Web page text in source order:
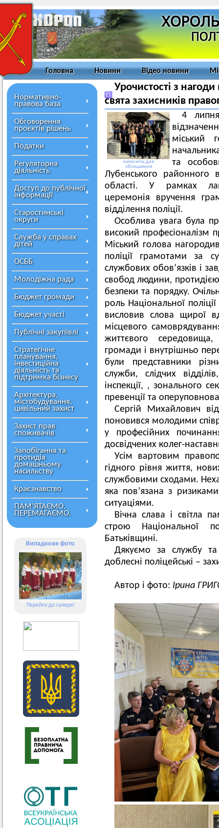
Головна Новини Відео новини
Нормативно-
правова база
Обговорення
проєктів рішень
Податки
Регуляторна
діяльність
Доступ до публічної
інформації
Старостинські
округи
Служба у справах
дітей
ОСББ
Молодіжна рада
Бюджет громади
Бюджет участі
Публічні закупівлі
Стратегічне
планування,
інвестиційна
діяльність та
підтримка бізнесу
Архітектура,
містобудування,
цивільний захист
Захист прав
споживачів
Запобігання та
протидія
домашньому
насильству
Краєзнавство
ПАМ’ЯТАЄМО.
ПЕРЕМАГАЄМО.
Випадкове фото
Перейти до галереї
Урочистості з
свята захисників
натисніть для
збільшення
4
міський
та
Лубенського районного
області. У рамках
церемонія вручення
відділення поліції.
Особлива увага була
високий професіоналізм
Міський голова
поліції грамотами за
службових обов’язків і
свобод людини, протидією
безпеки та порядку.
роль Національної
висловив слова щирої
місцевого
життєвого
громади і внутрішньо
були представники
служби, слідчих
інспекції, , зонального
превенції та
Сергій Михайлович
поновився молодими
у професійних
досвідчених колег-
Усім вартовим
гідного рівня життя,
службовими сходами.
яка пов’язана з
ситуаціями.
Вічна слава і світла
строю Національної
Батьківщині.
Дякуємо за службу та
доблесні поліцейські –
Автор і фото: Ірина